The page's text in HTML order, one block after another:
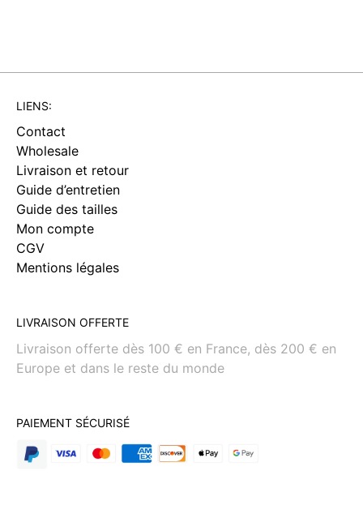
LIENS:
Contact
Wholesale
Livraison et retour
Guide d’entretien
Guide des tailles
Mon compte
CGV
Mentions légales
LIVRAISON OFFERTE
Livraison offerte dès 100 € en France, dès 200 € en
Europe et dans le reste du monde
PAIEMENT SÉCURISÉ